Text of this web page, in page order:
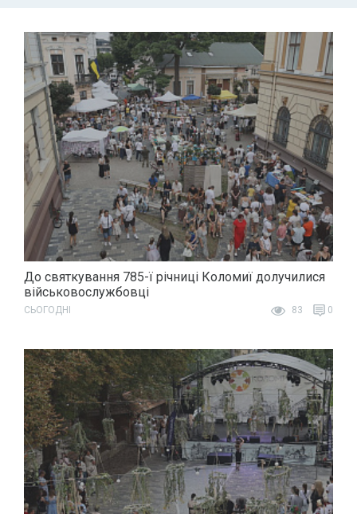
До святкування 785-ї річниці Коломиї долучилися
військовослужбовці
СЬОГОДНІ 83 0